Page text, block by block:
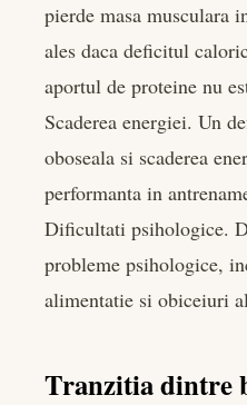
pierde masa
ales daca deficitul
aportul de proteine nu
Scaderea energiei. Un
oboseala si scaderea
performanta in
Dificultati psihologice.
probleme psihologice,
alimentatie si obiceiuri
Tranzitia dintre